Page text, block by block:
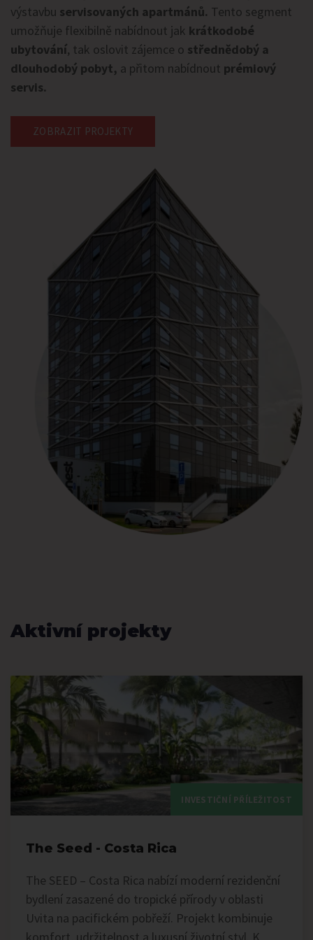
výstavbu servisovaných apartmánů. Tento segment
umožňuje flexibilně nabídnout jak krátkodobé
ubytování, tak oslovit zájemce o střednědobý a
dlouhodobý pobyt, a přitom nabídnout prémiový
servis.
ZOBRAZIT PROJEKTY
Aktivní projekty
INVESTIČNÍ PŘÍLEŽITOST
The Seed - Costa Rica
The SEED – Costa Rica nabízí moderní rezidenční
bydlení zasazené do tropické přírody v oblasti
Uvita na pacifickém pobřeží. Projekt kombinuje